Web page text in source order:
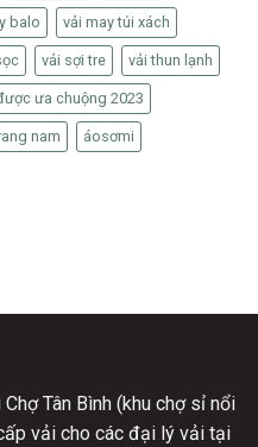
balo vải may túi xách
vải sợi tre vải thun lạnh
ưa chuộng 2023
nam áosơmi
Tân Bình (khu chợ sỉ nổi
vải cho các đại lý vải tại